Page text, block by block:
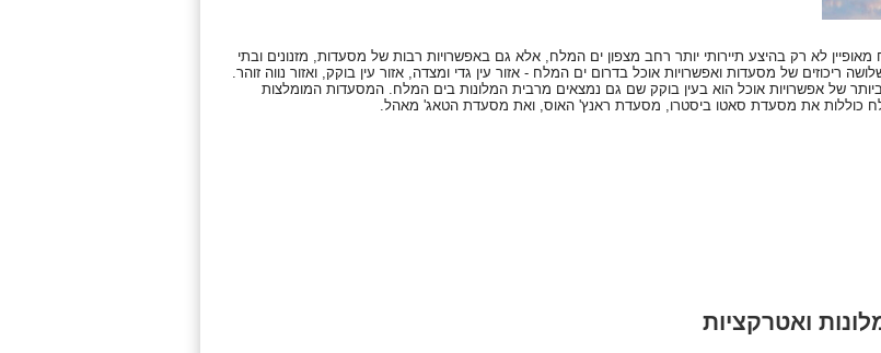
לא רק בהיצע תיירותי יותר רחב מצפון ים המלח, אלא גם באפשרויות רבות של מסעדות, מזנונים ובתי
ריכוזים של מסעדות ואפשרויות אוכל בדרום ים המלח - אזור עין גדי ומצדה, אזור עין בוקק, ואזור נווה זוהר.
ביותר של אפשרויות אוכל הוא בעין בוקק שם גם נמצאים מרבית המלונות בים המלח. המסעדות המומלצות
כוללות את מסעדת סאטו ביסטרו, מסעדת ראנץ' האוס, ואת מסעדת הטאג' מאהל.
ואטרקציות